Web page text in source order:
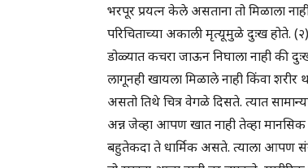
भरपूर प्रयत्न केले असताना तो मिळाला
परिचिताच्या अकाली मृत्यूमुळे दुःख होते.
डोळ्यात कचरा जाऊन निघाला नाही की
लागूनही खायला मिळाले नाही किंवा
असतो तिथे चित्र वेगळे दिसते. त्यात
अन्न जेव्हा आपण खात नाही तेव्हा
बहुतेकदा ते धार्मिक असते. त्याला आपण